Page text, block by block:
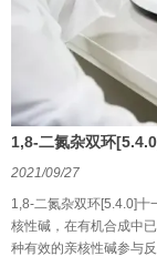
1,8-二氮杂双环
2021/09/27
1,8-二氮杂双环[5.4.0]十
核性碱，在有机合成中
种有效的亲核性碱参与反